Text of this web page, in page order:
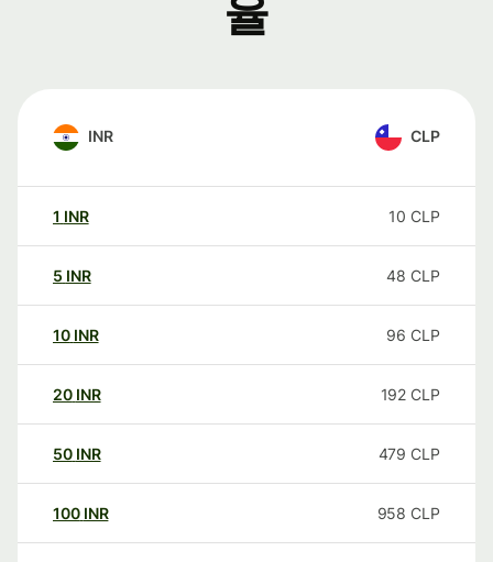
율
INR CLP
1 INR 10 CLP
5 INR 48 CLP
10 INR 96 CLP
20 INR 192 CLP
50 INR 479 CLP
100 INR 958 CLP